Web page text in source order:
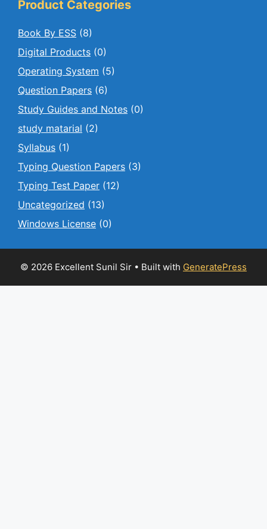
Product Categories
Book By ESS (8)
Digital Products (0)
Operating System (5)
Question Papers (6)
Study Guides and Notes (0)
study matarial (2)
Syllabus (1)
Typing Question Papers (3)
Typing Test Paper (12)
Uncategorized (13)
Windows License (0)
© 2026 Excellent Sunil Sir • Built with GeneratePress